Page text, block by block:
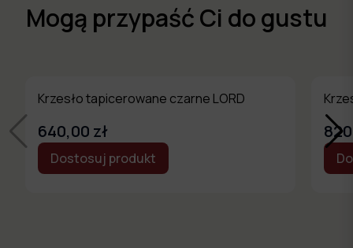
Mogą przypaść Ci do gustu
Krzesło tapicerowane czarne LORD
640,00 zł
Dostosuj produkt